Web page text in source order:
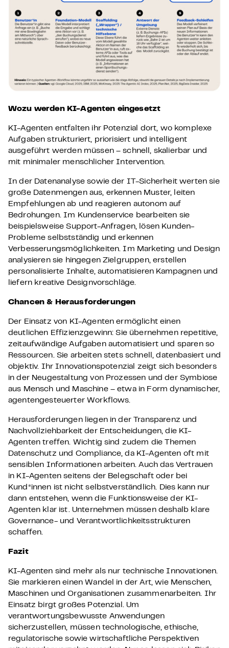
Wozu werden KI-Agenten eingesetzt
KI-Agenten entfalten ihr Potenzial dort, wo komplexe
Aufgaben strukturiert, priorisiert und intelligent
ausgeführt werden müssen – schnell, skalierbar und
mit minimaler menschlicher Intervention.
In der Datenanalysesowie der IT-Sicherheitwerten sie
große Datenmengen aus, erkennen Muster, leiten
Empfehlungen ab und reagieren autonom auf
Bedrohungen. Im Kundenservice bearbeiten sie
beispielsweise Support-Anfragen, lösen Kunden-
Probleme selbstständig und erkennen
Verbesserungsmöglichkeiten. Im Marketing und Design
analysieren sie hingegen Zielgruppen, erstellen
personalisierte Inhalte, automatisieren Kampagnen und
liefern kreative Designvorschläge.
Chancen & Herausforderungen
Der Einsatz von KI-Agenten ermöglicht einen
deutlichen Effizienzgewinn: Sie übernehmen repetitive,
zeitaufwändige Aufgaben automatisiert und sparen so
Ressourcen. Sie arbeiten stets schnell, datenbasiert und
objektiv. Ihr Innovationspotenzial zeigt sich besonders
in der Neugestaltung von Prozessen und der Symbiose
aus Mensch und Maschine – etwa in Form dynamischer,
agentengesteuerter Workflows.
Herausforderungen liegen in der Transparenz und
Nachvollziehbarkeit der Entscheidungen, die KI-
Agenten treffen. Wichtig sind zudem die Themen
Datenschutz und Compliance, da KI-Agenten oft mit
sensiblen Informationen arbeiten. Auch das Vertrauen
in KI-Agenten seitens der Belegschaft oder bei
Kund*innen ist nicht selbstverständlich. Dies kann nur
dann entstehen, wenn die Funktionsweise der KI-
Agenten klar ist. Unternehmen müssen deshalb klare
Governance- und Verantwortlichkeitsstrukturen
schaffen.
Fazit
KI-Agenten sind mehr als nur technische Innovationen.
Sie markieren einen Wandel in der Art, wie Menschen,
Maschinen und Organisationen zusammenarbeiten. Ihr
Einsatz birgt großes Potenzial. Um
verantwortungsbewusste Anwendungen
sicherzustellen, müssen technologische, ethische,
regulatorische sowie wirtschaftliche Perspektiven